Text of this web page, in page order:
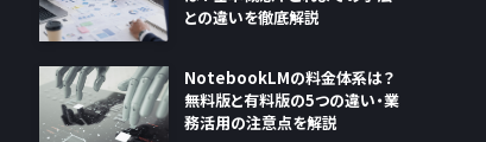
との違いを徹底解説
NotebookLMの料金体系は？
無料版と有料版の5つの違い・業
務活用の注意点を解説